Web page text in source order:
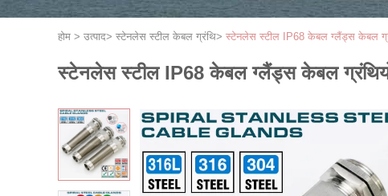
होम > उत्पाद> स्टेनलेस स्टील केबल ग्रंथि> स्टेनलेस स्टील IP68 केबल ग्लैंड्स केबल
स्टेनलेस स्टील IP68 केबल ग्लैंड्स केबल